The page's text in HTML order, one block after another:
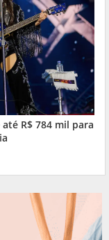
R$ 784 mil para